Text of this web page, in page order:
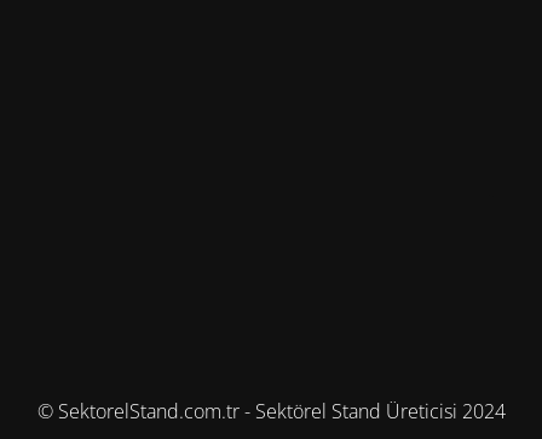
© SektorelStand.com.tr - Sektörel Stand Üreticisi 2024